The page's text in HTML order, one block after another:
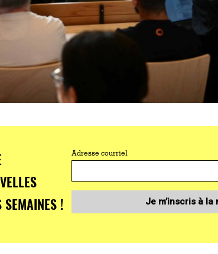
SEMAINES !
Adresse courriel
Je m’inscris à la